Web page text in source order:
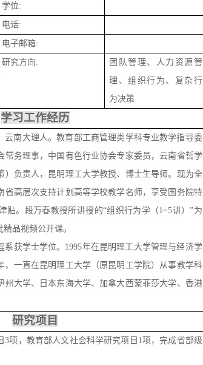
学位:
电话:
电子邮箱:
研究方向:
团队管理、人力资源管
理、组织行为、复杂行
为决策
学习工作经历
云南大理人。教育部工商管理类学科专业教学指导委
常务理事，中国有色行业协会专家委员，云南省哲学
）负责人，昆明理工大学教授、博士生导师。现为全
省高层次支持计划高等学校教学名师，享受国务院特
贴。段万春教授所讲授的“组织行为学（1~5讲）”为
品视频公开课。
系获学士学位。1995年在昆明理工大学管理与经济学
，一直在昆明理工大学（原昆明工学院）从事教学科
州大学、日本东海大学、加拿大西蒙菲莎大学、香港
研究项目
3项，教育部人文社会科学研究项目1项，完成省部级